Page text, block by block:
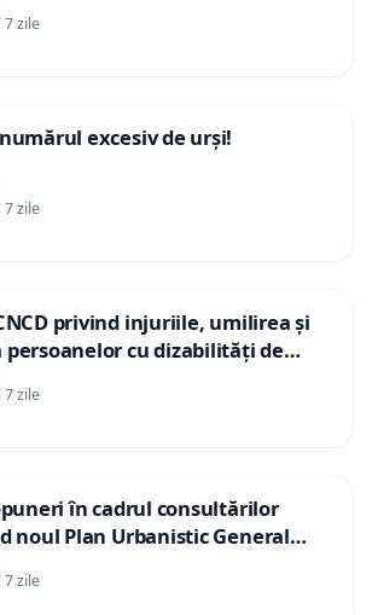
zile
excesiv de urși!
zile
privind injuriile, umilirea și
cu dizabilități de
TikTok „Gorici”
zile
în cadrul consultărilor
noul Plan Urbanistic General
zile